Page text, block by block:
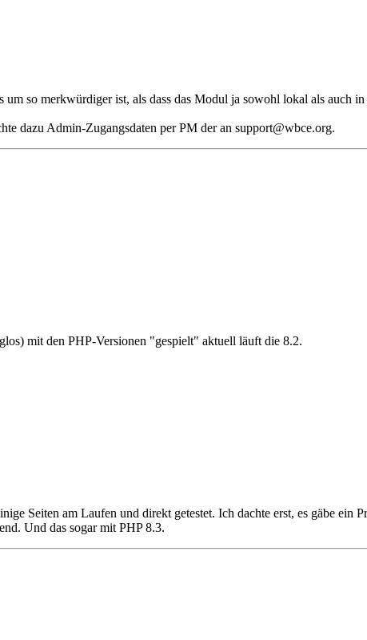
so merkwürdiger ist, als dass das Modul ja sowohl lokal als auch
dazu Admin-Zugangsdaten per PM der an support@wbce.org.
mit den PHP-Versionen "gespielt" aktuell läuft die 8.2.
Seiten am Laufen und direkt getestet. Ich dachte erst, es gäbe ein
Und das sogar mit PHP 8.3.